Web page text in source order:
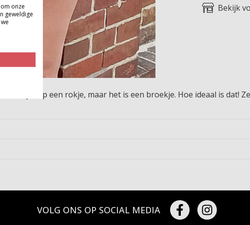
Bekijk
Het lijkt op een rokje, maar het is een broekje. Hoe ideaal is dat!
VOLG ONS OP SOCIAL MEDIA
onze
geweldige